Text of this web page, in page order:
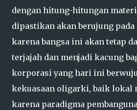
dengan hitung-hitungan
dipastikan akan berujung
karena bangsa ini akan tetap
terjajah dan menjadi kacung
korporasi yang hari ini
kekuasaan oligarki, baik lokal
karena paradigma